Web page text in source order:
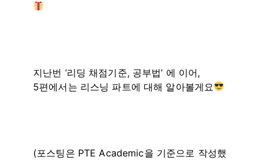
지난번 ‘리딩 채점기준, 공부법’ 에 이어,
5편에서는 리스닝 파트에 대해 알아볼게요
(포스팅은 PTE Academic을 기준으로 작성했